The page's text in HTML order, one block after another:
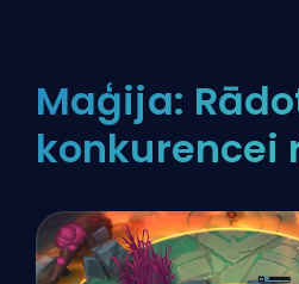
Maģija:
konkurencei